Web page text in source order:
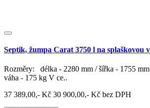
Septik, žumpa Carat 3750 l na splaškovou
Rozměry: délka - 2280 mm / šířka - 1755
váha - 175 kg V ce..
37 389,00,- Kč 30 900,00,- Kč bez DPH